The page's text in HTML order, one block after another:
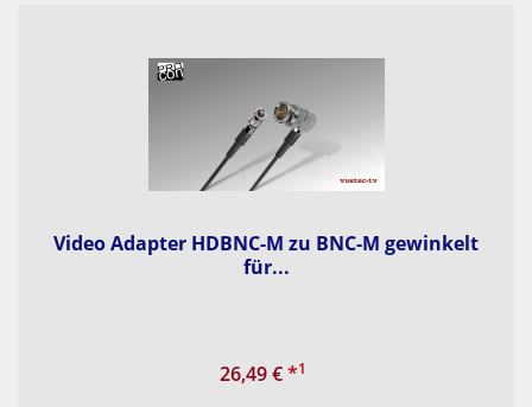
Video Adapter HDBNC-M zu BNC-M gewinkelt
für...
26,49 €*1